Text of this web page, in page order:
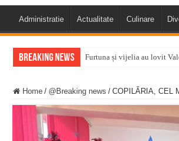
Administratie Actualitate Culinare
Breaking News Furtuna și vijelia au lovit
ANUNŢ OPRIRE ANUNŢ
Anunț important – Închidere
Ștrandul Termal Ring din
Home / @Breaking news / COPILĂRIA, CEL